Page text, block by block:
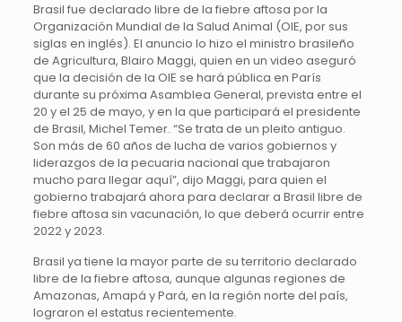
Brasil fue declarado libre de la fiebre aftosa por la
Organización Mundial de la Salud Animal (OIE, por sus
siglas en inglés). El anuncio lo hizo el ministro brasileño
de Agricultura, Blairo Maggi, quien en un video aseguró
que la decisión de la OIE se hará pública en París
durante su próxima Asamblea General, prevista entre el
20 y el 25 de mayo, y en la que participará el presidente
de Brasil, Michel Temer. “Se trata de un pleito antiguo.
Son más de 60 años de lucha de varios gobiernos y
liderazgos de la pecuaria nacional que trabajaron
mucho para llegar aquí”, dijo Maggi, para quien el
gobierno trabajará ahora para declarar a Brasil libre de
fiebre aftosa sin vacunación, lo que deberá ocurrir entre
2022 y 2023.
Brasil ya tiene la mayor parte de su territorio declarado
libre de la fiebre aftosa, aunque algunas regiones de
Amazonas, Amapá y Pará, en la región norte del país,
lograron el estatus recientemente.